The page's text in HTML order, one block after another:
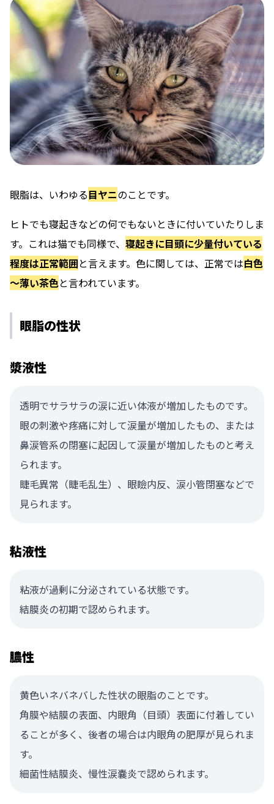
眼脂は、いわゆる目ヤニのことです。
ヒトでも寝起きなどの何でもないときに付いていたりしま
す。これは猫でも同様で、 寝起きに目頭に少量付いている
程度は正常範囲と言えます。色に関しては、正常では白色
～薄い茶色と言われています。
眼脂の性状
漿液性
透明でサラサラの涙に近い体液が増加したものです。
眼の刺激や疼痛に対して涙量が増加したもの、または
鼻涙管系の閉塞に起因して涙量が増加したものと考え
られます。
睫毛異常（睫毛乱生）、眼瞼内反、涙小管閉塞などで
見られます。
粘液性
粘液が過剰に分泌されている状態です。
結膜炎の初期で認められます。
膿性
黄色いネバネバした性状の眼脂のことです。
角膜や結膜の表面、内眼角（目頭）表面に付着してい
ることが多く、後者の場合は内眼角の肥厚が見られま
す。
細菌性結膜炎、慢性涙嚢炎で認められます。